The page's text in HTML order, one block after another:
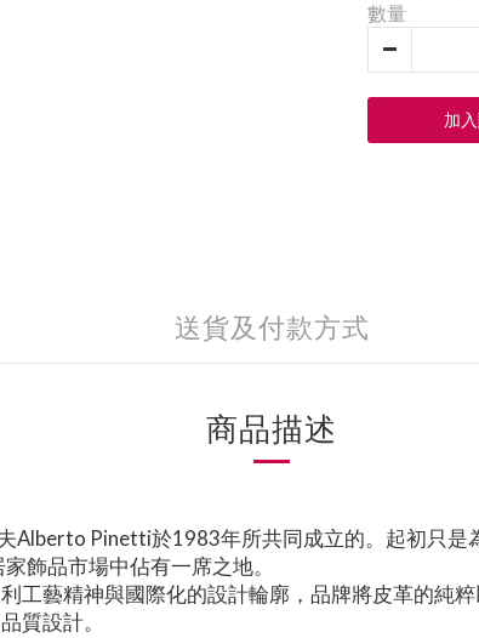
數量
加
送貨及付款方式
商品描述
Alberto Pinetti於1983年所共同成立的。起初只
飾品市場中佔有一席之地。
工藝精神與國際化的設計輪廓，品牌將皮革的純
質設計。